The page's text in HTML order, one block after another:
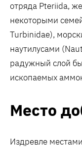
отряда Pteriida,
некоторыми
Turbinidae),
наутилусами
радужный слой
ископаемых
Место
Издревле